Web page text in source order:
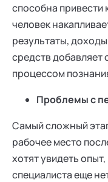
способна
человек
результаты,
средств добавляет
процессом
Проблемы с
Самый сложный
рабочее место
хотят увидеть
специалиста еще